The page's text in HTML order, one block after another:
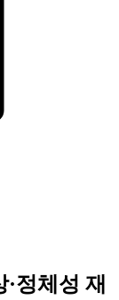
정체성 재